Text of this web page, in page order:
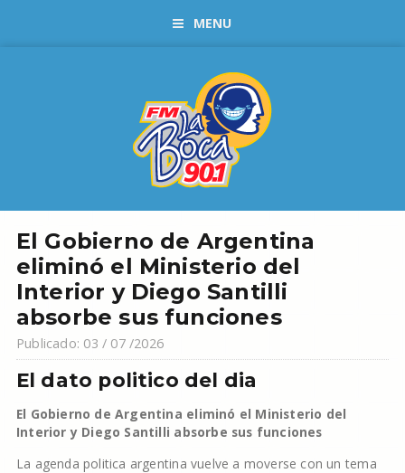
MENU
El Gobierno de Argentina
eliminó el Ministerio del
Interior y Diego Santilli
absorbe sus funciones
Publicado: 03 / 07 /2026
El dato politico del dia
El Gobierno de Argentina eliminó el Ministerio del
Interior y Diego Santilli absorbe sus funciones
La agenda politica argentina vuelve a moverse con un tema